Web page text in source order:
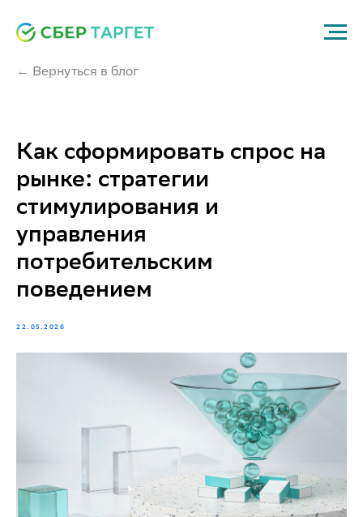
← Вернуться в блог
Как сформировать спрос на
рынке: стратегии
стимулирования и
управления
потребительским
поведением
22.05.2026